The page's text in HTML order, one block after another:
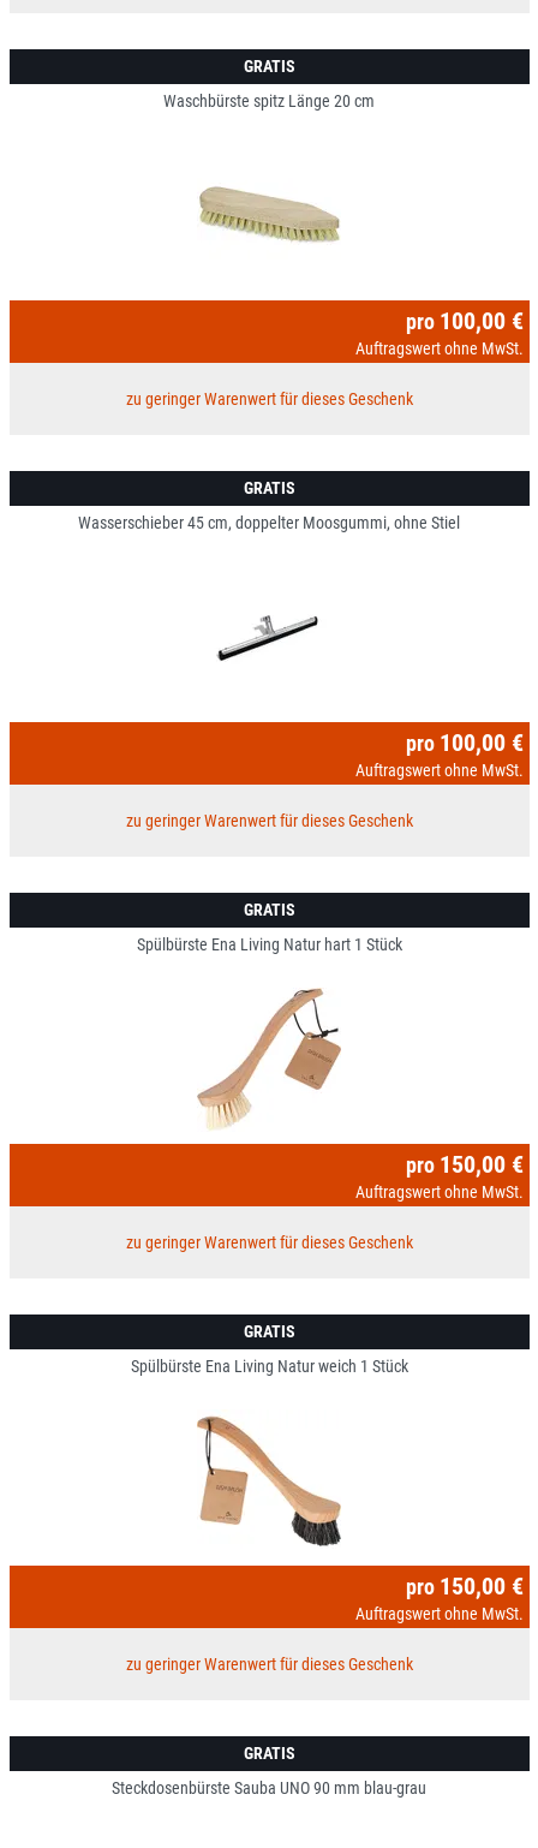
GRATIS
Waschbürste spitz Länge 20 cm
pro 100,00 €
Auftragswert ohne MwSt.
zu geringer Warenwert für dieses Geschenk
GRATIS
Wasserschieber 45 cm, doppelter Moosgummi, ohne Stiel
pro 100,00 €
Auftragswert ohne MwSt.
zu geringer Warenwert für dieses Geschenk
GRATIS
Spülbürste Ena Living Natur hart 1 Stück
pro 150,00 €
Auftragswert ohne MwSt.
zu geringer Warenwert für dieses Geschenk
GRATIS
Spülbürste Ena Living Natur weich 1 Stück
pro 150,00 €
Auftragswert ohne MwSt.
zu geringer Warenwert für dieses Geschenk
GRATIS
Steckdosenbürste Sauba UNO 90 mm blau-grau